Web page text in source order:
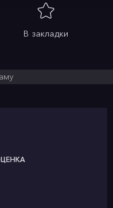
В закладки